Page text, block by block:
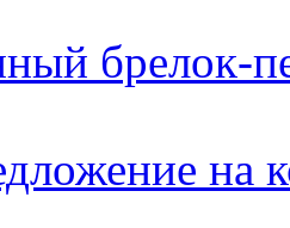
брелок-
на